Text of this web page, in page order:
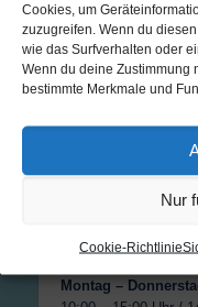
Cookies, um
zuzugreifen. Wenn du
wie das Surfverhalten oder
Wenn du deine Zustimmung
bestimmte Merkmale und
Nur
Cookie-Richtlinie
Zusatzkosten:
Kraftstoff:8,00€ pro
Endreinigung:45 €
800,00 €
MwSt.
Montag –